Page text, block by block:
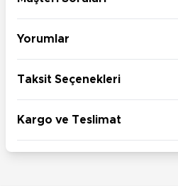
Yorumlar
Taksit Seçenekleri
Kargo ve Teslimat